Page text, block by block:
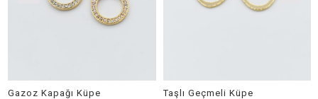
Kapağı Küpe Taşlı Geçmeli Küpe